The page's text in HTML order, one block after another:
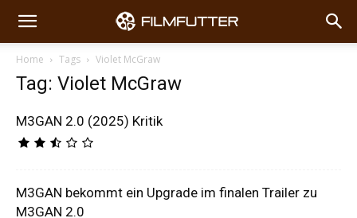
Home Tags Violet McGraw
Tag: Violet McGraw
M3GAN 2.0 (2025) Kritik
M3GAN bekommt ein Upgrade im finalen Trailer zu
M3GAN 2.0